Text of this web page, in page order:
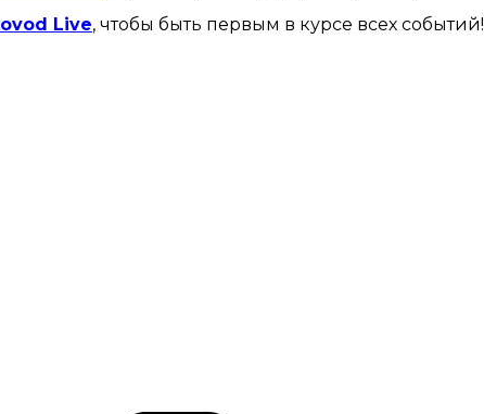
Live, чтобы быть первым в курсе всех событий!